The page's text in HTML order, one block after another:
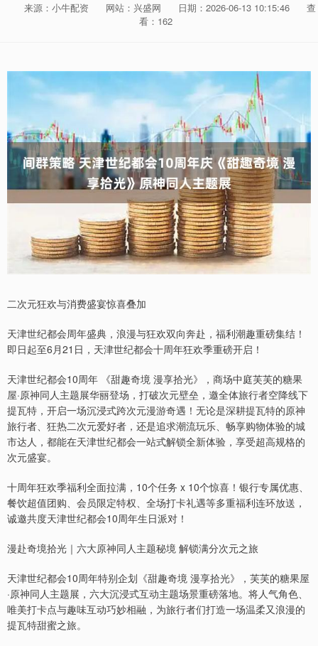
来源：小牛配资 网站：兴盛网 日期：2026-06-13 10:15:46
查
看：162
二次元狂欢与消费盛宴惊喜叠加
天津世纪都会周年盛典，浪漫与狂欢双向奔赴，福利潮趣重磅集结！
即日起至6月21日，天津世纪都会十周年狂欢季重磅开启！
天津世纪都会10周年 《甜趣奇境 漫享拾光》，商场中庭芙芙的糖果
屋·原神同人主题展华丽登场，打破次元壁垒，邀全体旅行者空降线下
提瓦特，开启一场沉浸式跨次元漫游奇遇！无论是深耕提瓦特的原神
旅行者、狂热二次元爱好者，还是追求潮流玩乐、畅享购物体验的城
市达人，都能在天津世纪都会一站式解锁全新体验，享受超高规格的
次元盛宴。
十周年狂欢季福利全面拉满，10个任务 x 10个惊喜！银行专属优惠、
餐饮超值团购、会员限定特权、全场打卡礼遇等多重福利连环放送，
诚邀共度天津世纪都会10周年生日派对！
漫赴奇境拾光｜六大原神同人主题秘境 解锁满分次元之旅
天津世纪都会10周年特别企划《甜趣奇境 漫享拾光》，芙芙的糖果屋
·原神同人主题展，六大沉浸式互动主题场景重磅落地。将人气角色、
唯美打卡点与趣味互动巧妙相融，为旅行者们打造一场温柔又浪漫的
提瓦特甜蜜之旅。